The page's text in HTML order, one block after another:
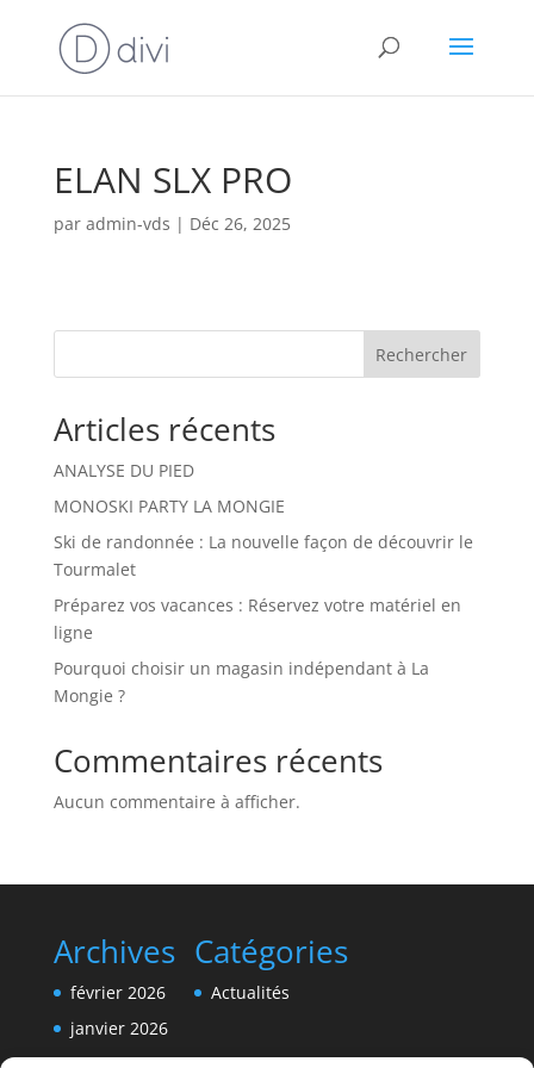
ELAN SLX PRO
par admin-vds | Déc 26, 2025
Rechercher
Articles récents
ANALYSE DU PIED
MONOSKI PARTY LA MONGIE
Ski de randonnée : La nouvelle façon de découvrir le
Tourmalet
Préparez vos vacances : Réservez votre matériel en
ligne
Pourquoi choisir un magasin indépendant à La
Mongie ?
Commentaires récents
Aucun commentaire à afficher.
Archives
février 2026
janvier 2026
Catégories
Actualités